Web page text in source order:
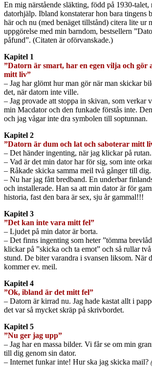
En mig närstående släkting, född på 1930-talet,
datorhjälp. Ibland konstaterar hon bara tingens
här och nu (med benäget tillstånd) citera lite ur
uppgörelse med min barndom, bestsellern
påfund”. (Citaten är oförvanskade.)
Kapitel 1
”Datorn är smart, har en egen vilja och gör
mitt liv”
– Jag har glömt hur man gör när man skickar
det, när datorn inte ville.
– Jag provade att stoppa in skivan, som verkar
min Macdator och den funkade förstås inte.
och jag vågar inte dra symbolen till soptunnan.
Kapitel 2
”Datorn är dum och lat och saboterar mitt
– Det händer ingenting, när jag klickar på
– Vad är det min dator har för sig, som inte
– Råkade skicka samma meil två gånger till
– Nu har jag fått bredband. En underbar
och installerade. Han sa att min dator är för
historia, fast den bara är sex, sju år gammal!!!
Kapitel 3
”Det kan inte vara mitt fel”
– Ljudet på min dator är borta.
– Det finns ingenting som heter ”tömma
klickar på ”skicka och ta emot” och så rullar
stund. De biter varandra i svansen liksom. När
kommer ev. meil.
Kapitel 4
”Ok, ibland är det mitt fel”
– Datorn är kirrad nu. Jag hade kastat allt i
det var så mycket skräp på skrivbordet.
Kapitel 5
”Nu ger jag upp”
– Jag har en massa bilder. Vi får se om min
till dig genom sin dator.
– Internet funkar inte! Hur ska jag skicka mail?